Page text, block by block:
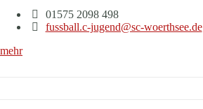
01575 2098 498
fussball.c-jugend@sc-woerthsee.de
mehr